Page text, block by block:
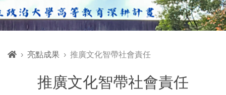
亮點成果 推廣文化智帶社會責任
推廣文化智帶社會責任